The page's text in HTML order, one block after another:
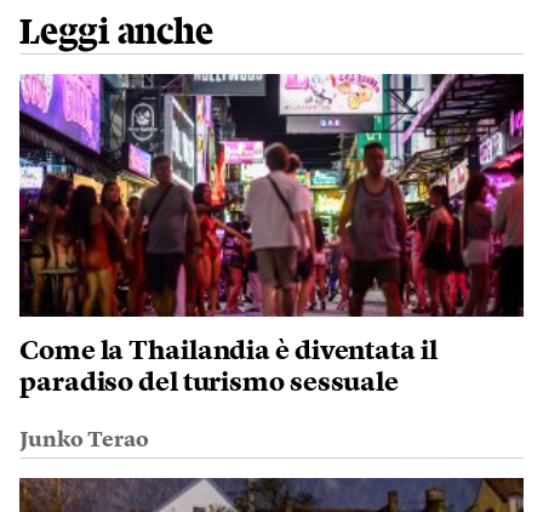
Leggi anche
Come la Thailandia è diventata il
paradiso del turismo sessuale
Junko Terao